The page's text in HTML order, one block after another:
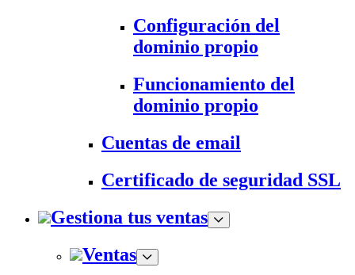
Configuración del
dominio propio
Funcionamiento del
dominio propio
Cuentas de email
Certificado de seguridad SSL
Gestiona tus ventas
Ventas